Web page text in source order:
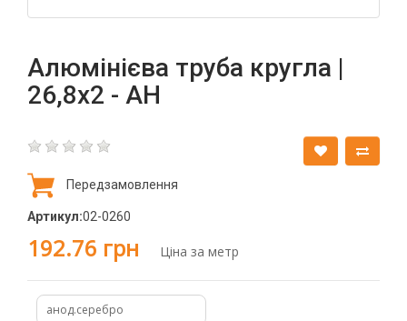
Алюмінієва труба кругла |
26,8х2 - АН
Передзамовлення
Артикул:02-0260
192.76 грн Ціна за метр
анод.серебро